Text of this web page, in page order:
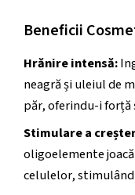
Beneficii
Hrănire intensă:
neagră și uleiul de
păr, oferindu-i
Stimulare a
oligoelemente
celulelor, stimulând